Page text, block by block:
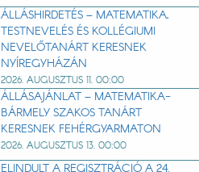
ÁLLÁSHIRDETÉS – MATEMATIKA,
TESTNEVELÉS ÉS KOLLÉGIUMI
NEVELŐTANÁRT KERESNEK
NYÍREGYHÁZÁN
2026. AUGUSZTUS 11. 00:00
ÁLLÁSAJÁNLAT – MATEMATIKA-
BÁRMELY SZAKOS TANÁRT
KERESNEK FEHÉRGYARMATON
2026. AUGUSZTUS 13. 00:00
ELINDULT A REGISZTRÁCIÓ A 24.